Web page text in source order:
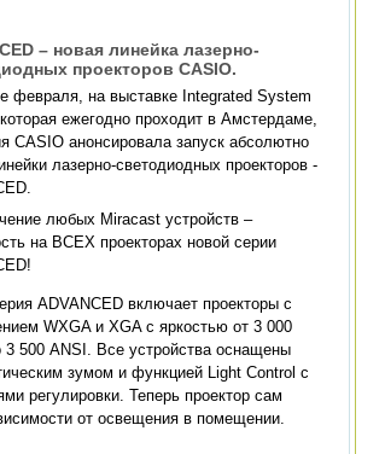
– новая линейка лазерно-
проекторов CASIO.
февраля, на выставке Integrated System
ежегодно проходит в Амстердаме,
CASIO анонсировала запуск абсолютно
лазерно-светодиодных проекторов -
любых Miracast устройств –
на ВСЕХ проекторах новой серии
ADVANCED включает проекторы с
WXGA и XGA с яркостью от 3 000
3 500 ANSI. Все устройства оснащены
зумом и функцией Light Control с
регулировки. Теперь проектор сам
от освещения в помещении.